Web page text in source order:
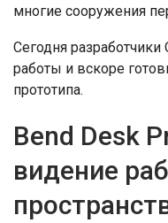
многие сооружения
Сегодня
работы и вскоре
прототипа.
Bend Desk
видение